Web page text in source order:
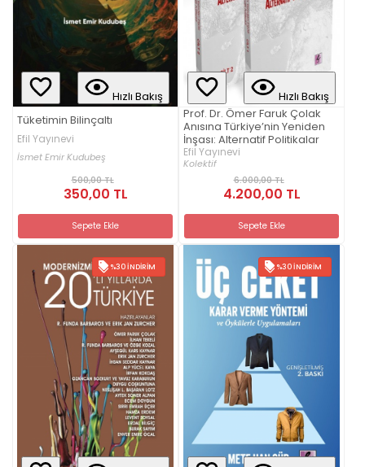
Hızlı Bakış
Tüketimin Bilinçaltı
Efil Yayınevi
İsmet Emir Kudubeş
500,00 TL
350,00 TL
Sepete Ekle
Hızlı Bakış
Prof. Dr. Ömer Faruk Çolak
Anısına Türkiye’nin Yeniden
İnşası: Alternatif Politikalar
Efil Yayınevi
Kolektif
6.000,00 TL
4.200,00 TL
Sepete Ekle
%30 İNDIRIM %30 İNDIRIM